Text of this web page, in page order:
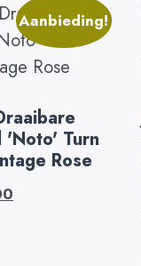
Aanbieding!
'Noto' Turn
Rose